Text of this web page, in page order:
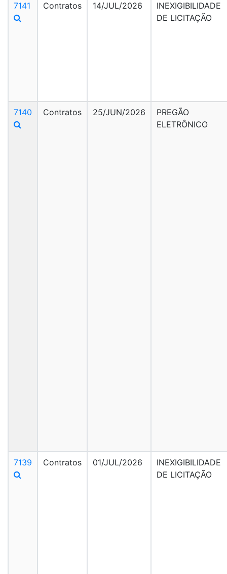
7141 Contratos 14/JUL/2026
INEXIGIBILIDADE
DE LICITAÇÃO
7140 Contratos 25/JUN/2026
PREGÃO
ELETRÔNICO
7139 Contratos 01/JUL/2026
INEXIGIBILIDADE
DE LICITAÇÃO